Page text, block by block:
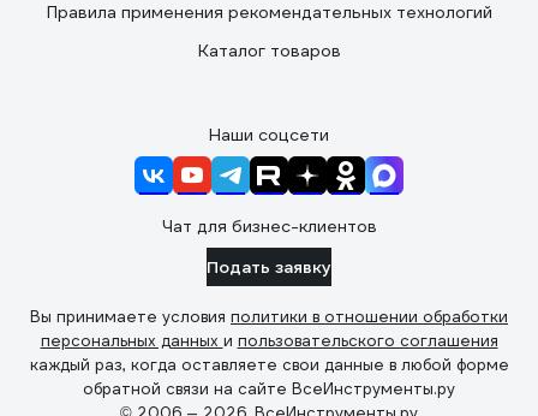
Правила применения рекомендательных технологий
Каталог товаров
Наши соцсети
Чат для бизнес-клиентов
Подать заявку
Вы принимаете условия политики в отношении обработки
персональных данных и пользовательского соглашения
каждый раз, когда оставляете свои данные в любой форме
обратной связи на сайте ВсеИнструменты.ру